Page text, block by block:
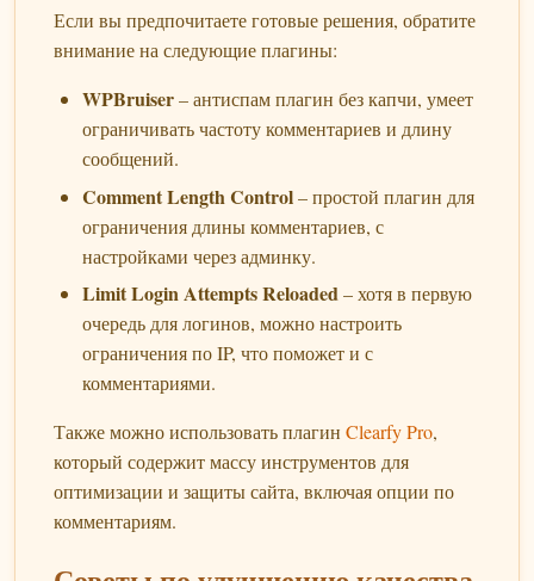
Если вы предпочитаете готовые решения, обратите
внимание на следующие плагины:
WPBruiser– антиспам плагин без капчи, умеет
ограничивать частоту комментариев и длину
сообщений.
Comment Length Control– простой плагин для
ограничения длины комментариев, с
настройками через админку.
Limit Login Attempts Reloaded– хотя в первую
очередь для логинов, можно настроить
ограничения по IP, что поможет и с
комментариями.
Также можно использовать плагин Clearfy Pro,
который содержит массу инструментов для
оптимизации и защиты сайта, включая опции по
комментариям.